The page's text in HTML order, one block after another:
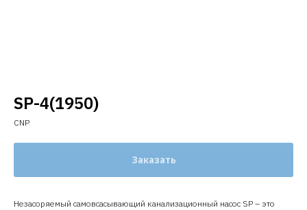
SP-4(1950)
CNP
Заказать
Незасоряемый самовсасывающий канализационный насос SP – это